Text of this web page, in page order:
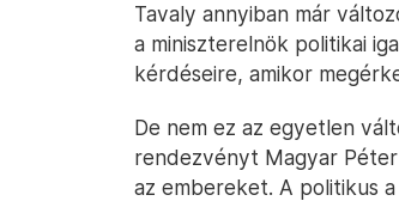
Tavaly annyiban már
a miniszterelnök politikai
kérdéseire, amikor
De nem ez az egyetlen
rendezvényt Magyar
az embereket. A politikus a